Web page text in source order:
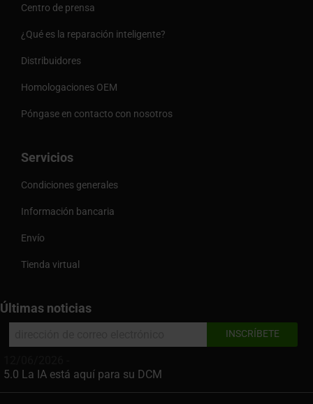
Centro de prensa
¿Qué es la reparación inteligente?
Distribuidores
Homologaciones OEM
Póngase en contacto con nosotros
Servicios
Condiciones generales
Información bancaria
Envío
Tienda virtual
Últimas noticias
5.0 La IA está aquí para su DCM